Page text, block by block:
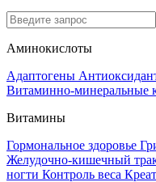
Аминокислоты
Адаптогены
Витаминно-минеральные
Витамины
Гормональное здоровье
Желудочно-кишечный
ногти Контроль веса